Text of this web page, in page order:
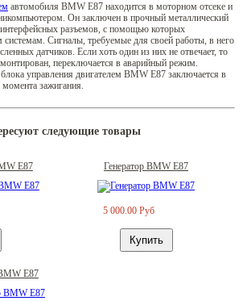
автомобиля BMW E87 находится в моторном отсеке и
Он заключен в прочный металлический
разъемов, с помощью которых
Сигналы, требуемые для своей работы, в него
датчиков. Если хоть один из них не отвечает, то
переключается в аварийный режим.
управления двигателем BMW E87 заключается в
зажигания.
следующие товары
E87 Генератор BMW E87
5 000.00 Руб
E87